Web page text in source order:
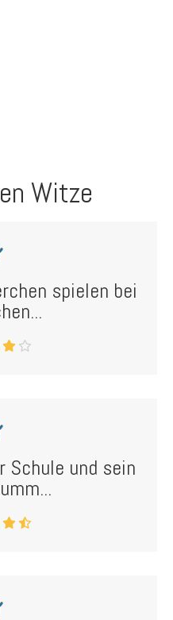
Witze
spielen bei
Schule und sein